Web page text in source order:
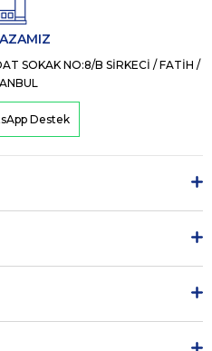
SOKAK NO:8/B SİRKECİ / FATİH /
Destek